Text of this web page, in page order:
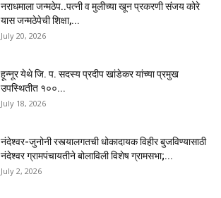
नराधमाला जन्मठेप..पत्नी व मुलीच्या खून प्रकरणी संजय कोरे
यास जन्मठेपेची शिक्षा,...
July 20, 2026
हून्नूर येथे जि. प. सदस्य प्रदीप खांडेकर यांच्या प्रमुख
उपस्थितीत १००...
July 18, 2026
नंदेश्वर-जुनोनी रस्त्यालगतची धोकादायक विहीर बुजविण्यासाठी
नंदेश्वर ग्रामपंचायतीने बोलाविली विशेष ग्रामसभा;...
July 2, 2026